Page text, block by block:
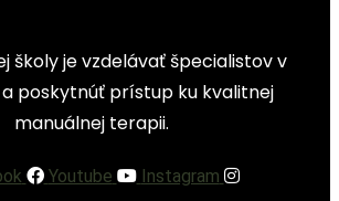
školy je vzdelávať špecialistov v
poskytnúť prístup ku kvalitnej
manuálnej terapii.
Youtube Instagram